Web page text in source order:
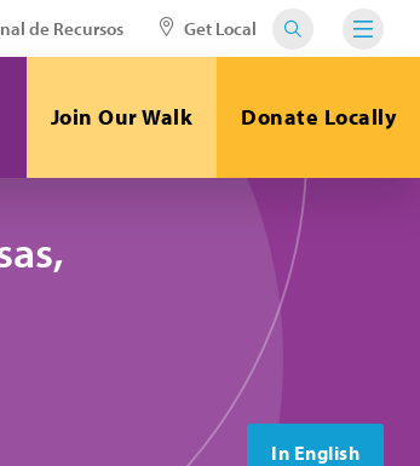
de Recursos Get Local
Join Our Walk Donate Locally
In English